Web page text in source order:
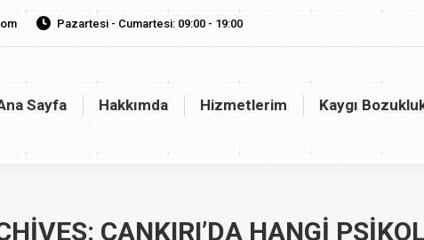
Pazartesi - Cumartesi: 09:00 - 19:00
Sayfa Hakkımda Hizmetlerim Kaygı
ÇANKIRI’DA HANGI